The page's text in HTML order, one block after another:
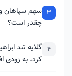
3 سهم سپاهان
چقدر است؟
4 گلایه تند
کرد، به زودی